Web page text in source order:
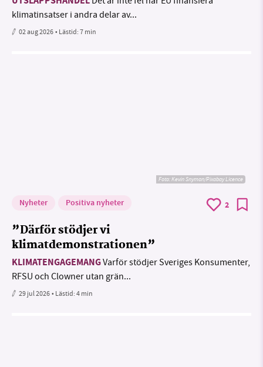
klimatinsatser i andra delar av...
02 aug 2026• Lästid:7 min
Foto:Kevin Snyman/Pixabay Licence
Nyheter Positiva nyheter 2
”Därför stödjer vi
klimatdemonstrationen”
KLIMATENGAGEMANGVarför stödjer Sveriges Konsumenter,
RFSU och Clowner utan grän...
29 jul 2026• Lästid:4 min